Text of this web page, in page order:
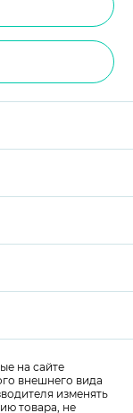
на сайте
внешнего вида
изменять
товара, не